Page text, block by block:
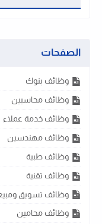
الصفحات
وظائف بنوك
وظائف محاسبين
وظائف خدمة عملاء
وظائف مهندسين
وظائف طبية
وظائف تقنية
وظائف تسويق
وظائف محامين